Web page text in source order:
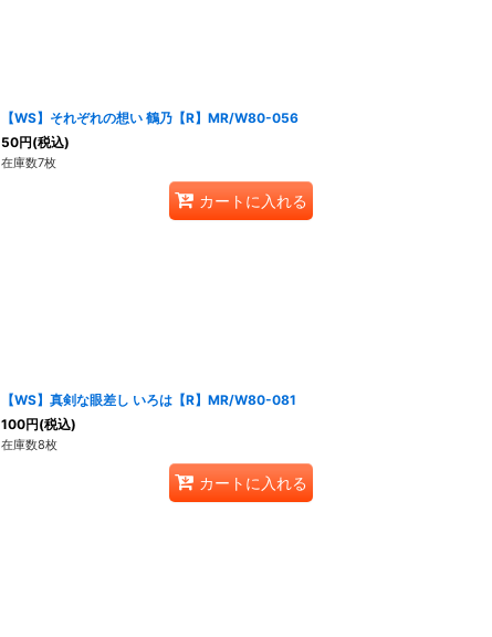
【WS】それぞれの想い 鶴乃【R】MR/W80-056
50円(税込)
在庫数7枚
カートに入れる
【WS】真剣な眼差し いろは【R】MR/W80-081
100円(税込)
在庫数8枚
カートに入れる